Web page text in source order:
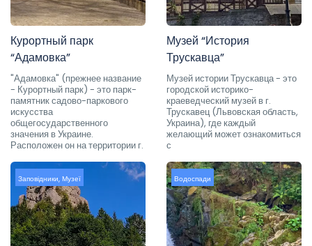
Курортный парк
“Адамовка”
"Адамовка" (прежнее название
- Курортный парк) - это парк-
памятник садово-паркового
искусства
общегосударственного
значения в Украине.
Расположен он на территории г.
Музей “История
Трускавца”
Музей истории Трускавца - это
городской историко-
краеведческий музей в г.
Трускавец (Львовская область,
Украина), где каждый
желающий может ознакомиться
с
Заповідники, Музеї Водоспади